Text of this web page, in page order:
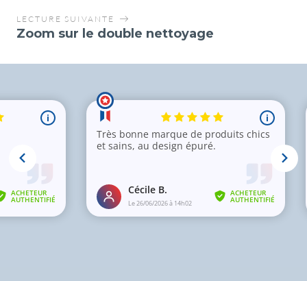
LECTURE SUIVANTE
Zoom sur le double nettoyage